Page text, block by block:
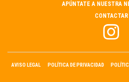
APÚNTATE A NUESTRA
CONTACTAR
AVISO LEGAL POLÍTICA DE PRIVACIDAD